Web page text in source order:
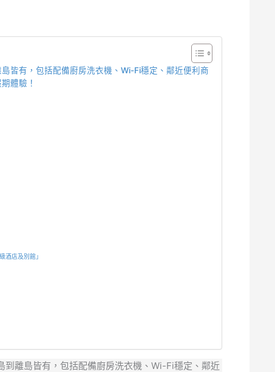
皆有，包括配備廚房洗衣機、Wi-Fi穩定、鄰近便利商
體驗！
店及別館」
離島皆有，包括配備廚房洗衣機、Wi-Fi穩定、鄰近